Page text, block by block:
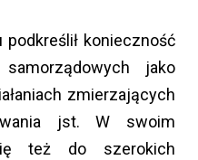
konieczność
jako
zmierzających
jst. W swoim
też do szerokich